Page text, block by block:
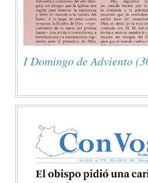
I Domingo de Adviento